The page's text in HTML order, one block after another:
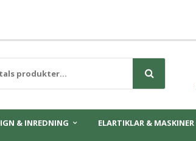
& INREDNING ELARTIKLAR & MASKINER